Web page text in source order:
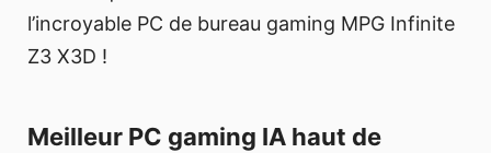
l’incroyable PC de bureau gaming MPG Infinite
Z3 X3D !
Meilleur PC gaming IA haut de